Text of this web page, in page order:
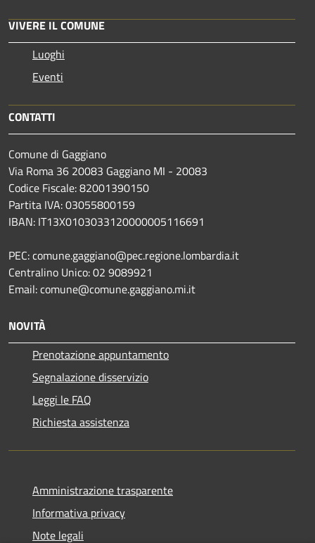
VIVERE IL COMUNE
Luoghi
Eventi
CONTATTI
Comune di Gaggiano
Via Roma 36 20083 Gaggiano MI - 20083
Codice Fiscale: 82001390150
Partita IVA: 03055800159
IBAN: IT13X0103033120000005116691
PEC: comune.gaggiano@pec.regione.lombardia.it
Centralino Unico: 02 9089921
Email: comune@comune.gaggiano.mi.it
NOVITÀ
Prenotazione appuntamento
Segnalazione disservizio
Leggi le FAQ
Richiesta assistenza
Amministrazione trasparente
Informativa privacy
Note legali